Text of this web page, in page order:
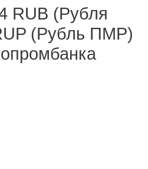
RUB (Рубля
(Рубль ПМР)